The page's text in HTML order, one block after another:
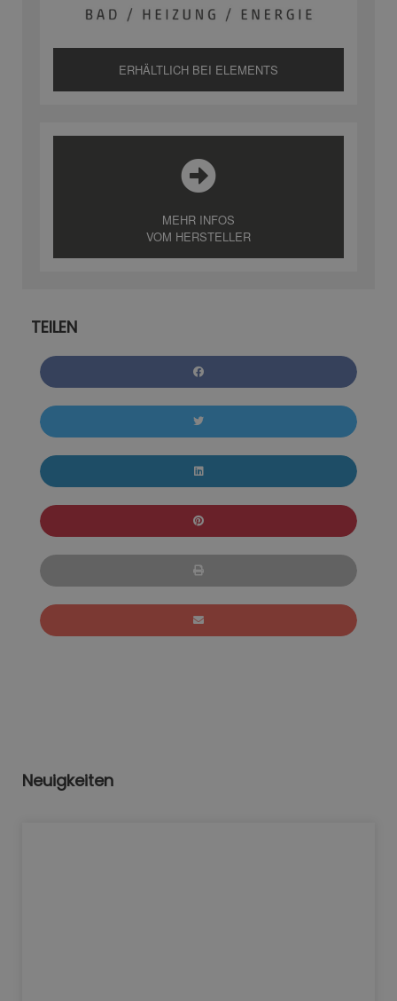
ERHÄLTLICH BEI ELEMENTS
MEHR INFOS
VOM HERSTELLER
TEILEN
Neuigkeiten